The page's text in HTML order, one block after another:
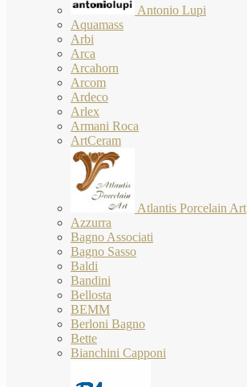
Antonio Lupi
Aquamass
Arbi
Arca
Arcahorn
Arcom
Ardeco
Arlex
Armani Roca
ArtCeram
Atlantis Porcelain Art
Azzurra
Bagno Associati
Bagno Sasso
Baldi
Bandini
Bellosta
BEMM
Berloni Bagno
Bette
Bianchini Capponi